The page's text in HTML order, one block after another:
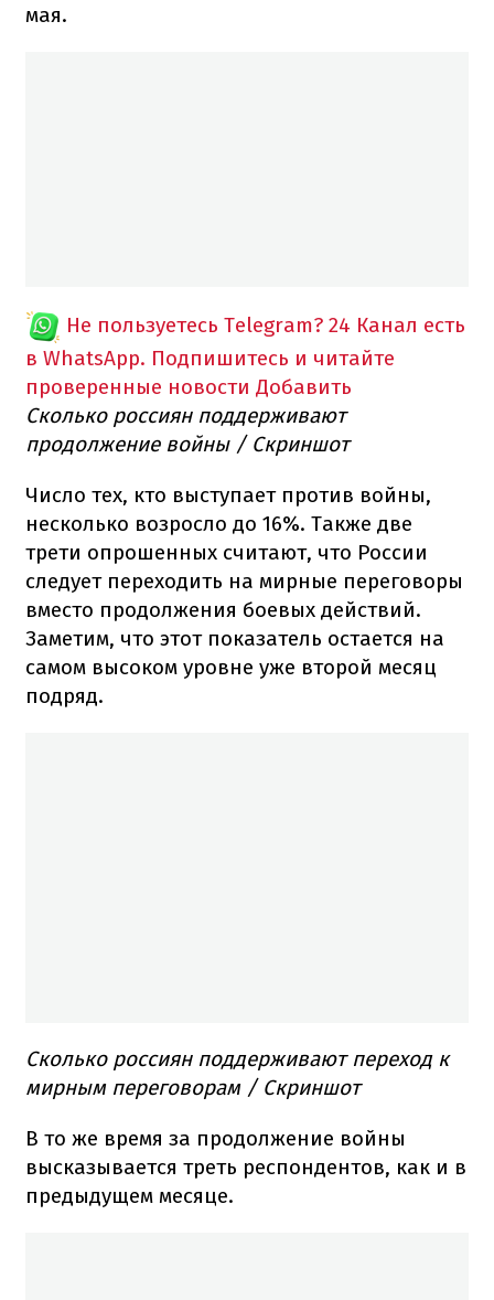
мая.
Не пользуетесь Telegram? 24 Канал есть
в WhatsApp. Подпишитесь и читайте
проверенные новости Добавить
Сколько россиян поддерживают
продолжение войны / Скриншот
Число тех, кто выступает против войны,
несколько возросло до 16%. Также две
трети опрошенных считают, что России
следует переходить на мирные переговоры
вместо продолжения боевых действий.
Заметим, что этот показатель остается на
самом высоком уровне уже второй месяц
подряд.
Сколько россиян поддерживают переход к
мирным переговорам / Скриншот
В то же время за продолжение войны
высказывается треть респондентов, как и в
предыдущем месяце.